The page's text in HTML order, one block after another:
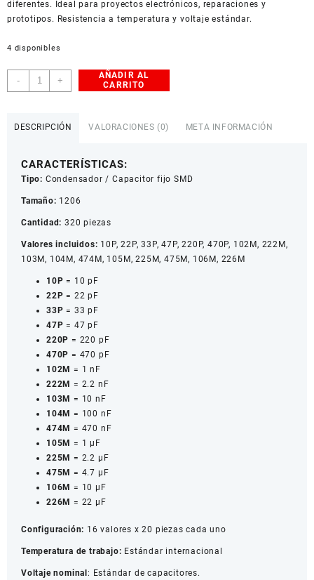
diferentes. Ideal para proyectos electrónicos, reparaciones y
prototipos. Resistencia a temperatura y voltaje estándar.
4 disponibles
-
Kit
de
16
valores
Piezas
cantidad
+
AÑADIR AL
CARRITO
DESCRIPCIÓN VALORACIONES (0) META INFORMACIÓN
CARACTERÍSTICAS:
Tipo: Condensador / Capacitor fijo SMD
Tamaño: 1206
Cantidad: 320 piezas
Valores incluidos: 10P, 22P, 33P, 47P, 220P, 470P, 102M, 222M,
103M, 104M, 474M, 105M, 225M, 475M, 106M, 226M
10P = 10 pF
22P = 22 pF
33P = 33 pF
47P = 47 pF
220P = 220 pF
470P = 470 pF
102M = 1 nF
222M = 2.2 nF
103M = 10 nF
104M = 100 nF
474M = 470 nF
105M = 1 µF
225M = 2.2 µF
475M = 4.7 µF
106M = 10 µF
226M = 22 µF
Configuración: 16 valores x 20 piezas cada uno
Temperatura de trabajo: Estándar internacional
Voltaje nominal: Estándar de capacitores.